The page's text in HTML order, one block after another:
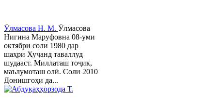
Ӯлмасова Н. М. Ӯлмасова
Нигина Маруфовна 08-уми
октябри соли 1980 дар
шаҳри Хуҷанд таваллуд
шудааст. Миллаташ тоҷик,
маълумоташ олӣ. Соли 2010
Донишгоҳи да...